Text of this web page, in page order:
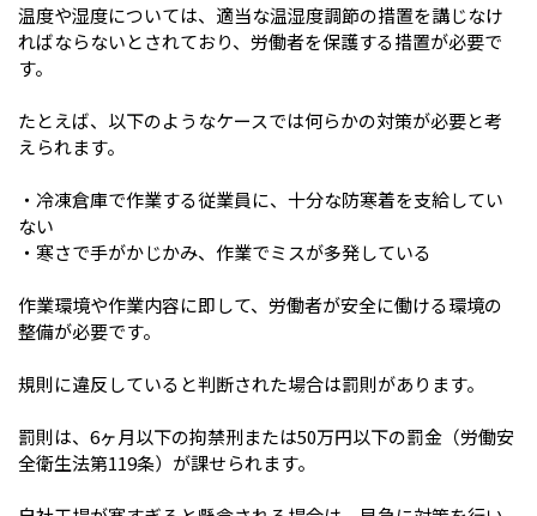
温度や湿度については、適当な温湿度調節の措置を講じなけ
ればならないとされており、労働者を保護する措置が必要で
す。
たとえば、以下のようなケースでは何らかの対策が必要と考
えられます。
・冷凍倉庫で作業する従業員に、十分な防寒着を支給してい
ない
・寒さで手がかじかみ、作業でミスが多発している
作業環境や作業内容に即して、労働者が安全に働ける環境の
整備が必要です。
規則に違反していると判断された場合は罰則があります。
罰則は、6ヶ月以下の拘禁刑または50万円以下の罰金（労働安
全衛生法第119条）が課せられます。